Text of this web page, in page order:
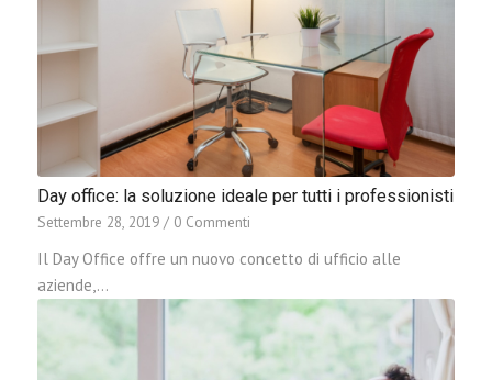
Day office: la soluzione ideale per tutti i professionisti
Settembre 28, 2019 / 0 Commenti
Il Day Office offre un nuovo concetto di ufficio alle
aziende,…